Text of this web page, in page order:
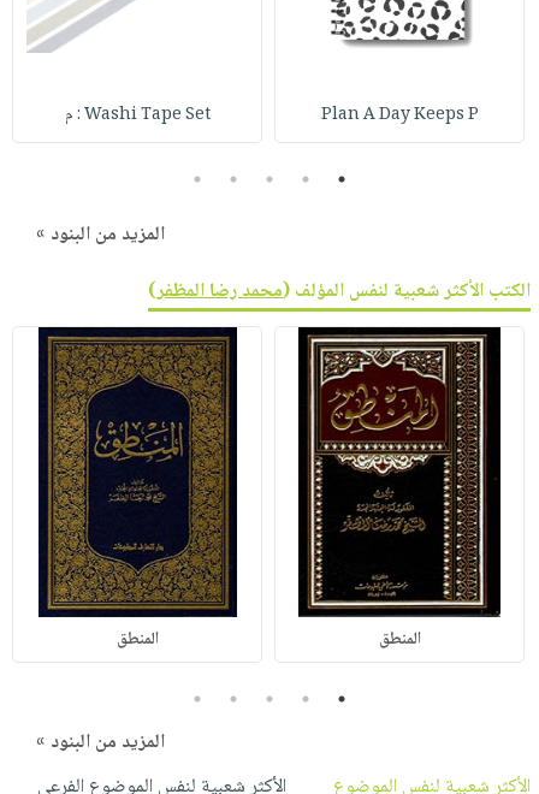
Plan A Day Keeps P Washi Tape Set : م
1
2
3
4
5
المزيد من البنود »
الكتب الأكثر شعبية لنفس المؤلف (محمد رضا المظفر)
المنطق المنطق
1
2
3
4
5
المزيد من البنود »
الأكثر شعبية لنفس الموضوع
الأكثر شعبية لنفس الموضوع الفرعي